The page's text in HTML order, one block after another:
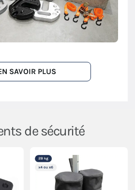
SAVOIR PLUS
de sécurité